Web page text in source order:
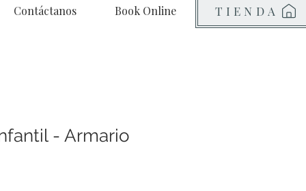
Contáctanos Book Online TIENDA
- Armario